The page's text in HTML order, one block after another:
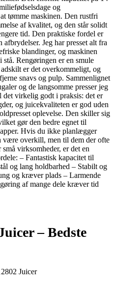
og
tømme maskinen. Den rustfri
af kvalitet, og den står solidt
tid. Den praktiske fordel er
Jeg har presset alt fra
blandinger, og maskinen
Rengøringen er en smule
er det overkommeligt, og
snavs og pulp. Sammenlignet
og de langsomme presser jeg
det virkelig godt i praksis: det er
og juicekvaliteten er god uden
oplevelse. Den skiller sig
gør den bedre egnet til
Hvis du ikke planlægger
være overkill, men til dem der ofte
virksomheder, er det en
– Fantastisk kapacitet til
og lang holdbarhed – Stabilt og
og kræver plads – Larmende
af mange dele kræver tid
–Bedste